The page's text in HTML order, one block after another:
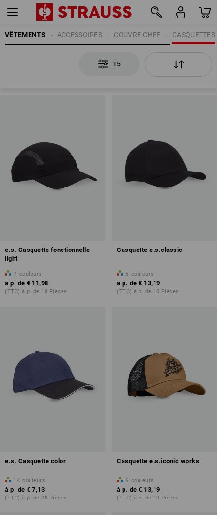
VÊTEMENTS CASQUETTES
COUVRE-CHEF
ACCESSOIRES
FEMMES
15
e.s. Casquette fonctionnelle
light
7 couleurs
à p. de € 11,98
(TTC) à p. de 10 Pièces
Casquette e.s.classic
5 couleurs
à p. de € 13,19
(TTC) à p. de 10 Pièces
e.s. Casquette color
14 couleurs
à p. de € 7,13
(TTC) à p. de 20 Pièces
Casquette e.s.iconic works
6 couleurs
à p. de € 13,19
(TTC) à p. de 10 Pièces